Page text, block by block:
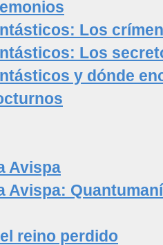
Los
Los
y dónde
Avispa
Avispa:
reino perdido